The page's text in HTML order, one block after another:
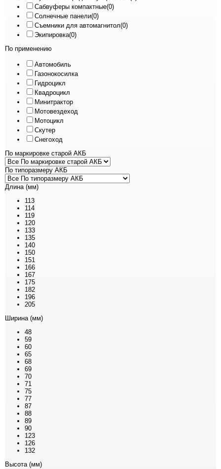
Сабвуферы компактные(0)
Солнечные панели(0)
Съемники для автомагнитол(0)
Экипировка(0)
По применению
Автомобиль
Газонокосилка
Гидроцикл
Квадроцикл
Минитрактор
Мотовездеход
Мотоцикл
Скутер
Снегоход
По маркировке старой АКБ
По типоразмеру АКБ
Длина (мм)
113
114
119
120
133
135
140
150
151
166
167
175
182
196
205
Ширина (мм)
48
59
60
65
68
69
70
71
75
77
87
88
89
90
123
126
132
Высота (мм)